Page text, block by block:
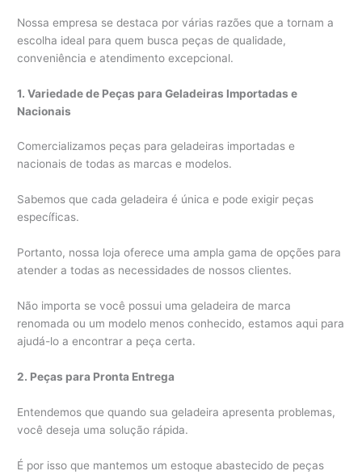
Nossa empresa se destaca por várias razões que a tornam a
escolha ideal para quem busca peças de qualidade,
conveniência e atendimento excepcional.
1. Variedade de Peças para Geladeiras Importadas e
Nacionais
Comercializamos peças para geladeiras importadas e
nacionais de todas as marcas e modelos.
Sabemos que cada geladeira é única e pode exigir peças
específicas.
Portanto, nossa loja oferece uma ampla gama de opções para
atender a todas as necessidades de nossos clientes.
Não importa se você possui uma geladeira de marca
renomada ou um modelo menos conhecido, estamos aqui para
ajudá-lo a encontrar a peça certa.
2. Peças para Pronta Entrega
Entendemos que quando sua geladeira apresenta problemas,
você deseja uma solução rápida.
É por isso que mantemos um estoque abastecido de peças